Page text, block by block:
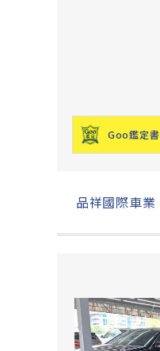
Goo鑑定書
品祥國際車業